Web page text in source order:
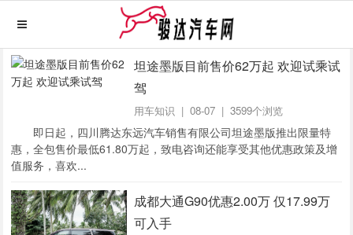
坦途墨版目前售价62万起 欢迎试乘试
驾
用车知识 | 08-07 | 3599个浏览
即日起，四川腾达东远汽车销售有限公司坦途墨版推出限量特
惠，全包售价最低61.80万起，致电咨询还能享受其他优惠政策及增
值服务，喜欢...
成都大通G90优惠2.00万 仅17.99万
可入手